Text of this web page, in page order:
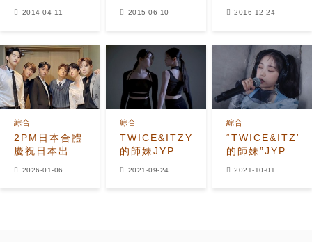
2014-04-11 2015-06-10 2016-12-24
2PM日本合體
慶祝日本出道
綜合
2026-01-06
TWICE&ITZY
的師妹JYP新
綜合
2021-09-24
“TWICE&ITZY
的師妹”JYP新
綜合
2021-10-01